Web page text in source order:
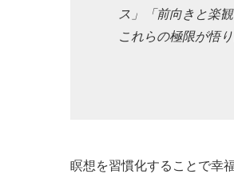
ス」「前向きと楽観
これらの極限が悟
瞑想を習慣化することで幸